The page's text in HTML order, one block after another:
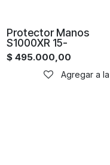
Protector Manos
S1000XR 15-
$ 495.000,00
Agregar a